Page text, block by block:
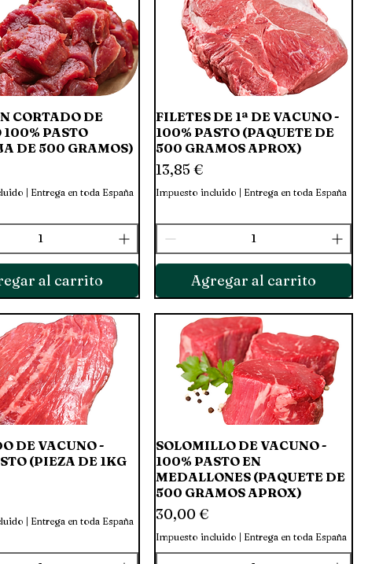
Vista rápida
CORTADO DE
100% PASTO
DE 500 GRAMOS)
| Entrega en toda España
al carrito
Vista rápida
FILETES DE 1ª DE VACUNO -
100% PASTO (PAQUETE DE
500 GRAMOS APROX)
Precio
13,85 €
Impuesto incluido | Entrega en toda España
Agregar al carrito
Vista rápida
DE VACUNO -
(PIEZA DE 1KG
| Entrega en toda España
Vista rápida
SOLOMILLO DE VACUNO -
100% PASTO EN
MEDALLONES (PAQUETE DE
500 GRAMOS APROX)
Precio
30,00 €
Impuesto incluido | Entrega en toda España